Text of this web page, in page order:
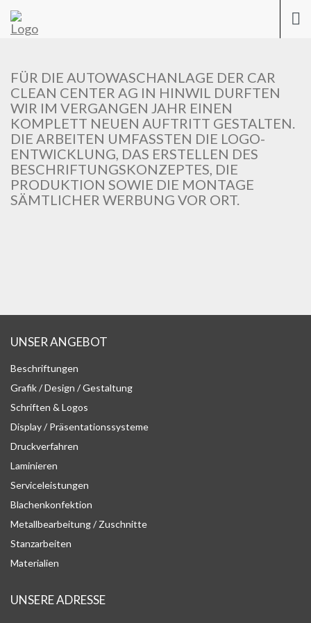
FÜR DIE AUTOWASCHANLAGE DER CAR
CLEAN CENTER AG IN HINWIL DURFTEN
WIR IM VERGANGEN JAHR EINEN
KOMPLETT NEUEN AUFTRITT GESTALTEN.
DIE ARBEITEN UMFASSTEN DIE LOGO-
ENTWICKLUNG, DAS ERSTELLEN DES
BESCHRIFTUNGSKONZEPTES, DIE
PRODUKTION SOWIE DIE MONTAGE
SÄMTLICHER WERBUNG VOR ORT.
UNSER ANGEBOT
Beschriftungen
Grafik / Design / Gestaltung
Schriften & Logos
Display / Präsentationssysteme
Druckverfahren
Laminieren
Serviceleistungen
Blachenkonfektion
Metallbearbeitung / Zuschnitte
Stanzarbeiten
Materialien
UNSERE ADRESSE